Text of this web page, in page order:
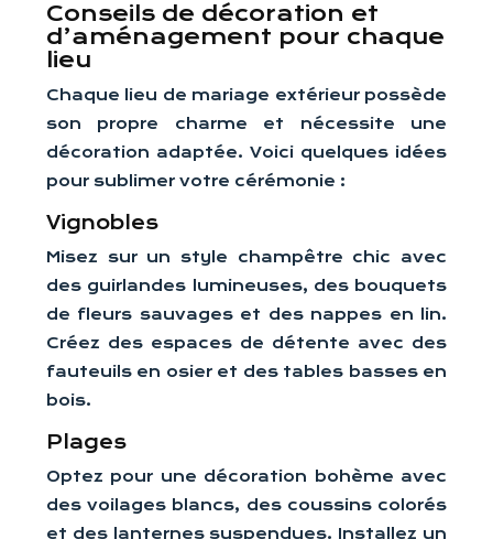
Conseils de décoration et
d’aménagement pour chaque
lieu
Chaque lieu de mariage extérieur possède
son propre charme et nécessite une
décoration adaptée. Voici quelques idées
pour sublimer votre cérémonie :
Vignobles
Misez sur un style champêtre chic avec
des guirlandes lumineuses, des bouquets
de fleurs sauvages et des nappes en lin.
Créez des espaces de détente avec des
fauteuils en osier et des tables basses en
bois.
Plages
Optez pour une décoration bohème avec
des voilages blancs, des coussins colorés
et des lanternes suspendues. Installez un